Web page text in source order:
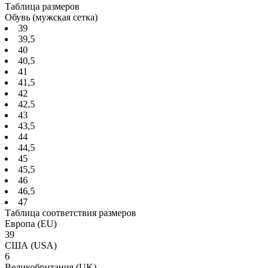
Таблица размеров
Обувь (мужская сетка)
39
39,5
40
40,5
41
41,5
42
42,5
43
43,5
44
44,5
45
45,5
46
46,5
47
Таблица соответствия размеров
Европа (EU)
39
США (USA)
6